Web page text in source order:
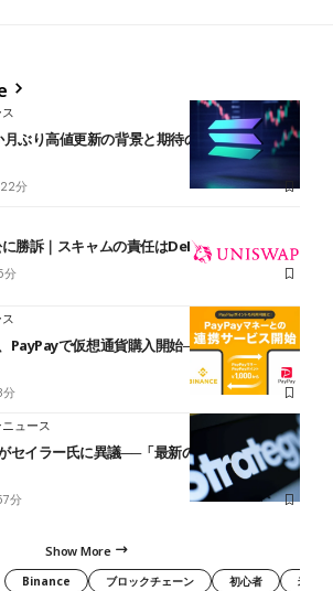
ぶり高値更新の背景と期待の新しい仮想通貨
分
勝訴｜スキャムの責任はDeFiにあらず
分
PayPayで仮想通貨購入開始──1,000円から、
分
ュース
セイラー氏に異議──「最新の調達は株主を希
分
Show More
Binance ブロックチェーン 初心者 米国